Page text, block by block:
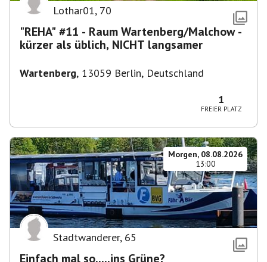
Lothar01, 70
"REHA" #11 - Raum Wartenberg/Malchow -
kürzer als üblich, NICHT langsamer
Wartenberg, 13059 Berlin, Deutschland
1
FREIER PLATZ
Morgen, 08.08.2026
13:00
Stadtwanderer, 65
Einfach mal so.....ins Grüne?